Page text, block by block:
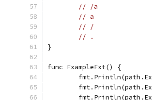
// /a
// a
// /
// .
}
func ExampleExt() {